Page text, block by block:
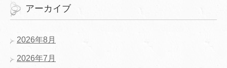
アーカイブ
2026年8月
2026年7月